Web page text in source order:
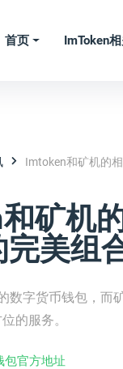
首页 ImToken
Imtoken和矿机的
矿机
美组
数字货币钱包，而
的服务。
包官方地址